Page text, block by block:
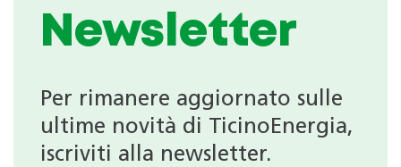
Newsletter
Per rimanere aggiornato sulle
ultime novità di TicinoEnergia,
iscriviti alla newsletter.